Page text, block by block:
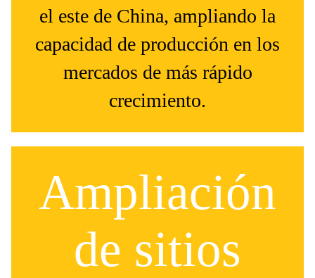
el este de China, ampliando la
capacidad de producción en los
mercados de más rápido
crecimiento.
Ampliación
de sitios